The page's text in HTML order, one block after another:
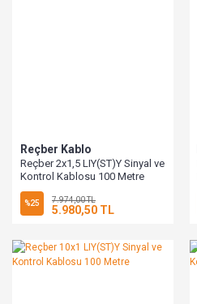
Reçber Kablo
Reçber 2x1,5 LIY(ST)Y Sinyal ve
Kontrol Kablosu 100 Metre
%25 7.974,00 TL
5.980,50 TL